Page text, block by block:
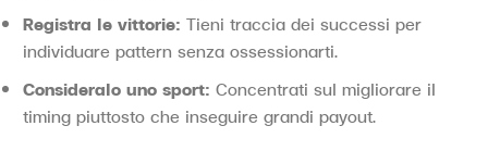
Registra le vittorie: Tieni traccia dei successi per
individuare pattern senza ossessionarti.
Consideralo uno sport: Concentrati sul migliorare il
timing piuttosto che inseguire grandi payout.